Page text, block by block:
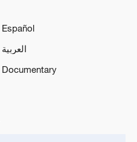
Español
العربية
Documentary